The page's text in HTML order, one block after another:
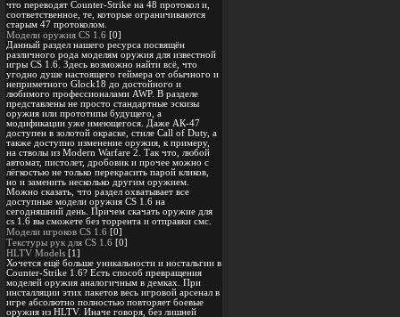
что переводят Counter-Strike на 48 протокол и,
соответственное, те, которые ограничиваются
старым 47 протоколом.
Модели оружия CS 1.6 [0]
Данный раздел нашего ресурса посвящён
различного рода моделям оружия для известной
игры CS 1.6. Здесь возможно найти всё, что
угодно душе настоящего геймера от обычного и
неприметного Glock18 до достойного и
любимого профессионалами AWP. В разделе
представлены не просто стандартные эскизы
оружия или прототипы будущего, а
модификации уже имеющегося. Даже АК-47
доступен в золотой окраске, стиле Call of Duty, а
также доступно изменение оружия, к примеру,
на стволы из Modern Warfare 2. Так что, любой
автомат, пистолет, дробовик и прочее можно с
лёгкостью не только перекрасить парой кликов,
но и заменить несколько другим оружием.
Можно сказать, что раздел охватывает все
доступные модели оружия CS 1.6 на
сегодняшний день. Причем скачать оружие для
cs 1.6 вы сможете без торрента и отправки смс.
Модели игроков CS 1.6 [0]
Текстуры рук для CS 1.6 [0]
HLTV Models [1]
Хочется ещё больше уникальности и ностальгии в
Counter-Strike 1.6? Есть способ превращения
моделей оружия аналогичным в демках. При
инсталляции этих пакетов весь игровой арсенал в
игре абсолютно полностью повторяет боевые
оружия из HLTV. Иначе говоря, без лишней